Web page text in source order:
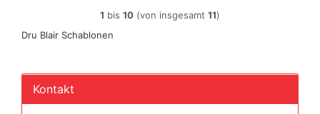
1 bis 10 (von insgesamt 11)
Dru Blair Schablonen
Kontakt